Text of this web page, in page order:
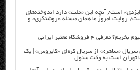
است/ آنچه این «ملت» دارد اندوخته‌های
روایت امروز ما همان مسئله «روشنگری» و
۴ فروشگاه معتبر ایرانی
سریال «ساهره» از سریال کره‌ای «کایروس» | یک
تهران است به وقت سئول